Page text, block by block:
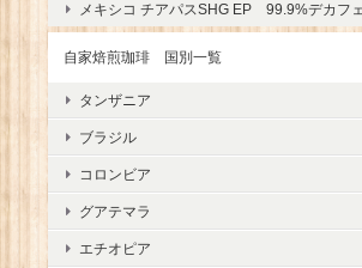
メキシコ チアパスSHG EP 99.9%デカフェ
自家焙煎珈琲 国別一覧
タンザニア
ブラジル
コロンビア
グアテマラ
エチオピア